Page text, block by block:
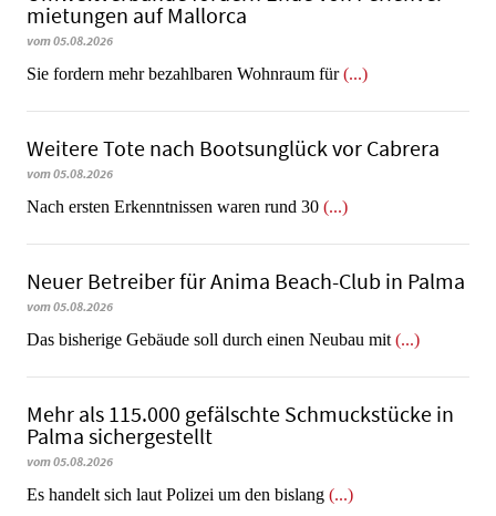
mie­tun­gen auf Mallorca
vom 05.08.2026
Sie fordern mehr bezahlbaren Wohnraum für(...)
Weitere Tote nach Bootsunglück vor Cabrera
vom 05.08.2026
​​​​​​​Nach ersten Erkenntnissen waren rund 30 (...)
Neuer Betreiber für Anima Beach-Club in Palma
vom 05.08.2026
Das bisherige Gebäude soll durch einen Neubau mit (...)
Mehr als 115.000 gefälschte Schmuckstücke in
Palma sichergestellt
vom 05.08.2026
Es handelt sich laut Polizei um den bislang (...)